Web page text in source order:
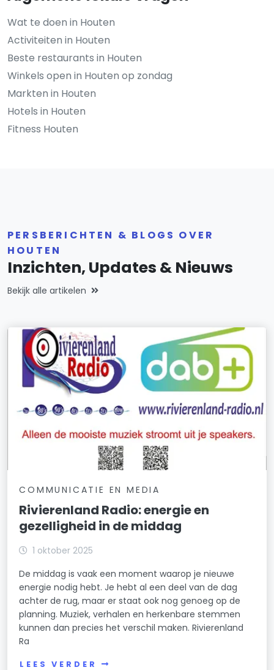
Wat te doen in Houten
Activiteiten in Houten
Beste restaurants in Houten
Winkels open in Houten op zondag
Markten in Houten
Hotels in Houten
Fitness Houten
PERSBERICHTEN & BLOGS OVER
HOUTEN
Inzichten, Updates & Nieuws
Bekijk alle artikelen
COMMUNICATIE EN MEDIA
Rivierenland Radio: energie en
gezelligheid in de middag
1 oktober 2025
De middag is vaak een moment waarop je nieuwe
energie nodig hebt. Je hebt al een deel van de dag
achter de rug, maar er staat ook nog genoeg op de
planning. Muziek, verhalen en herkenbare stemmen
kunnen dan precies het verschil maken. Rivierenland
Ra
LEES VERDER